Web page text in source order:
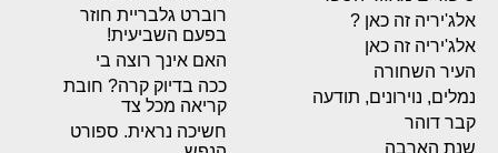
אלג'יריה זה כאן ?
אלג'יריה זה כאן
העיר השחורה
נמלים, נוירונים, תודעה
קבר דוהר
שנת הארבה
רוברט גלבריית חוזר
בפעם השביעית!
האם אינך רוצה בי
ככה בדיוק קרה? חובת
קריאה מכל צד
חשיכה נראית. ספורט